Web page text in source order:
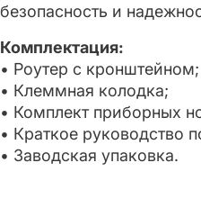
безопасность и
Комплектация:
• Роутер с кронштейном;
• Клеммная колодка;
• Комплект приборных
• Краткое руководство
• Заводская упаковка.